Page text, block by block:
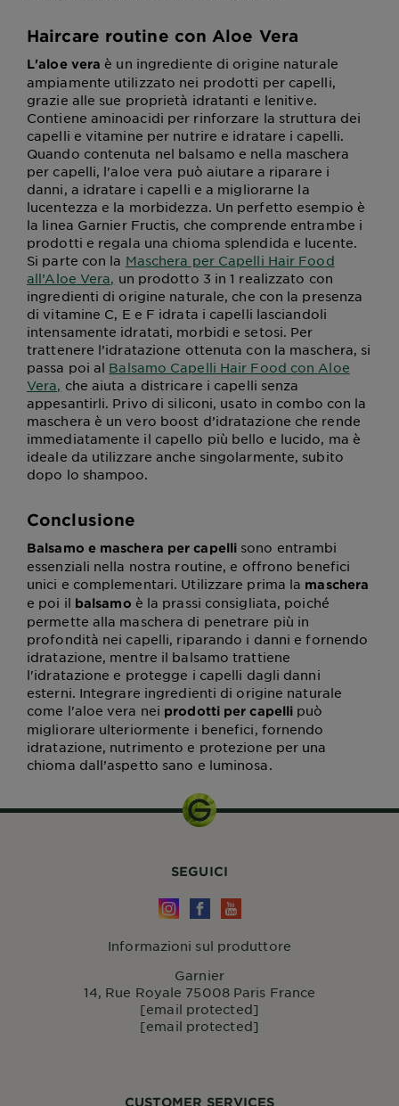
Haircare routine con Aloe Vera
L'aloe vera è un ingrediente di origine naturale
ampiamente utilizzato nei prodotti per capelli,
grazie alle sue proprietà idratanti e lenitive.
Contiene aminoacidi per rinforzare la struttura dei
capelli e vitamine per nutrire e idratare i capelli.
Quando contenuta nel balsamo e nella maschera
per capelli, l'aloe vera può aiutare a riparare i
danni, a idratare i capelli e a migliorarne la
lucentezza e la morbidezza. Un perfetto esempio è
la linea Garnier Fructis, che comprende entrambe i
prodotti e regala una chioma splendida e lucente.
Si parte con la Maschera per Capelli Hair Food
all’Aloe Vera, un prodotto 3 in 1 realizzato con
ingredienti di origine naturale, che con la presenza
di vitamine C, E e F idrata i capelli lasciandoli
intensamente idratati, morbidi e setosi. Per
trattenere l’idratazione ottenuta con la maschera, si
passa poi al Balsamo Capelli Hair Food con Aloe
Vera, che aiuta a districare i capelli senza
appesantirli. Privo di siliconi, usato in combo con la
maschera è un vero boost d’idratazione che rende
immediatamente il capello più bello e lucido, ma è
ideale da utilizzare anche singolarmente, subito
dopo lo shampoo.
Conclusione
Balsamo e maschera per capelli sono entrambi
essenziali nella nostra routine, e offrono benefici
unici e complementari. Utilizzare prima la maschera
e poi il balsamo è la prassi consigliata, poiché
permette alla maschera di penetrare più in
profondità nei capelli, riparando i danni e fornendo
idratazione, mentre il balsamo trattiene
l'idratazione e protegge i capelli dagli danni
esterni. Integrare ingredienti di origine naturale
come l'aloe vera nei prodotti per capelli può
migliorare ulteriormente i benefici, fornendo
idratazione, nutrimento e protezione per una
chioma dall’aspetto sano e luminosa.
CUSTOMER SERVICES
SEGUICI
Informazioni sul produttore
Garnier
14, Rue Royale 75008 Paris France
[email protected]
[email protected]